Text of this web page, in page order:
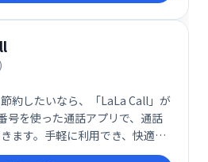
約したいなら、「LaLa Call」が
号を使った通話アプリで、通話
ます。手軽に利用でき、快適な
ます。